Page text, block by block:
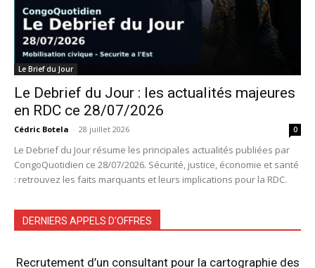
Le Brief du Jour
Le Debrief du Jour : les actualités majeures
en RDC ce 28/07/2026
Cédric Botela - 28 juillet 2026 0
Le Debrief du Jour résume les principales actualités publiées par
CongoQuotidien ce 28/07/2026. Sécurité, justice, économie et santé
: retrouvez les faits marquants et leurs implications pour la RDC.
DERNIERS APPELS D'OFFRES
Recrutement d’un consultant pour la cartographie des